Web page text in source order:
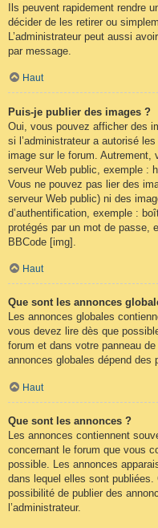
Ils peuvent rapidement rendre
décider de les retirer ou
L’administrateur peut aussi
par message.
Haut
Puis-je publier des images ?
Oui, vous pouvez afficher des
si l’administrateur a autorisé
image sur le forum. Autrement,
serveur Web public, exemple :
Vous ne pouvez pas lier des
serveur Web public) ni des
d’authentification, exemple :
protégés par un mot de passe,
BBCode [img].
Haut
Que sont les annonces
Les annonces globales
vous devez lire dès que
forum et dans votre panneau
annonces globales dépend des
Haut
Que sont les annonces ?
Les annonces contiennent
concernant le forum que vous
possible. Les annonces
dans lequel elles sont
possibilité de publier des
l’administrateur.